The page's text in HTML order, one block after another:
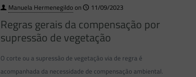
Manuela Hermenegildo on 11/09/2023
Regras gerais da compensação por
supressão de vegetação
O corte ou a supressão de vegetação via de regra é
acompanhada da necessidade de compensação ambiental.